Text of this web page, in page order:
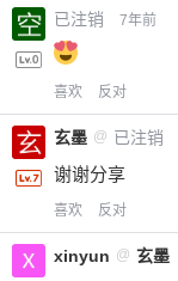
已注销 7年前
喜欢 反对
玄墨 @ 已注销
谢谢分享
喜欢 反对
xinyun @ 玄墨